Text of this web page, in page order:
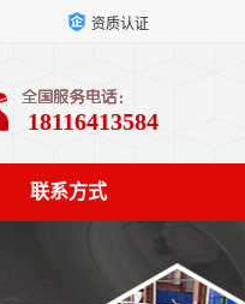
资质认证
18116413584
联系方式